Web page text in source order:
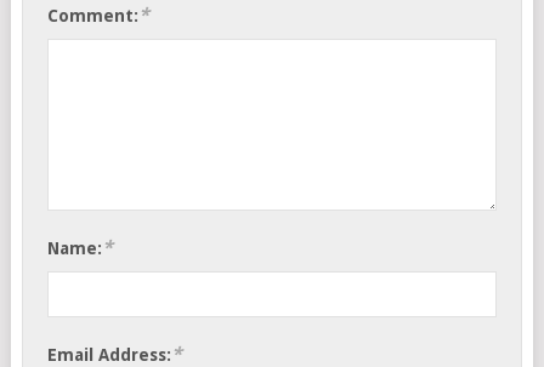
Comment: *
Name: *
Email Address: *